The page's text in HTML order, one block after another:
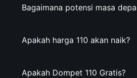
Bagaimana potensi masa
Apakah harga 110 akan naik?
Apakah Dompet 110 Gratis?